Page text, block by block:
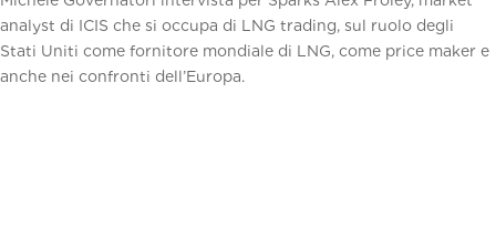
analyst di ICIS che si occupa di LNG trading, sul ruolo degli
Stati Uniti come fornitore mondiale di LNG, come price maker e
anche nei confronti dell’Europa.